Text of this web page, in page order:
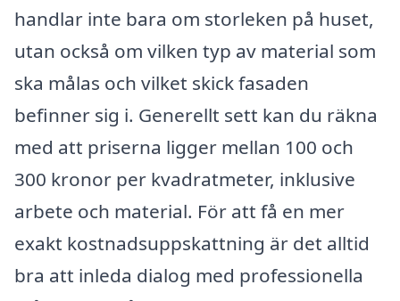
handlar inte bara om storleken på huset,
utan också om vilken typ av material som
ska målas och vilket skick fasaden
befinner sig i. Generellt sett kan du räkna
med att priserna ligger mellan 100 och
300 kronor per kvadratmeter, inklusive
arbete och material. För att få en mer
exakt kostnadsuppskattning är det alltid
bra att inleda dialog med professionella